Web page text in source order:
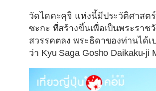
วัดไดคะคุจิ แห่งนี้มีประวัติศาสต
ซะกะ ที่สร้างขึ้นเพื่อเป็นพระรา
สวรรคตลง พระธิดาของท่านได้
ว่า Kyu Saga Gosho Daikaku-ji